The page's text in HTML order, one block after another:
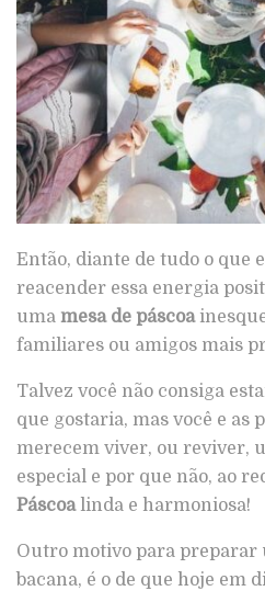
Então, diante de tudo o que
reacender essa energia
uma mesa de páscoa
familiares ou amigos mais
Talvez você não consiga
que gostaria, mas você e as
merecem viver, ou reviver,
especial e por que não, ao
Páscoa linda e harmoniosa!
Outro motivo para preparar
bacana, é o de que hoje em